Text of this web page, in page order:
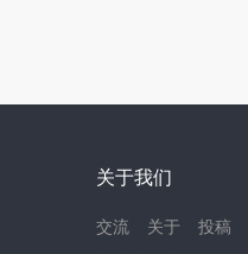
关于我们
交流 关于
投稿